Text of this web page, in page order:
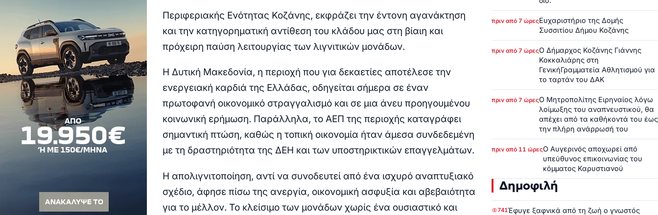
Περιφεριακής Ενότητας Κοζάνης, εκφράζει την έντονη αγανάκτηση
και την κατηγορηματική αντίθεση του κλάδου μας στη βίαιη και
πρόχειρη παύση λειτουργίας των λιγνιτικών μονάδων.
Η Δυτική Μακεδονία, η περιοχή που για δεκαετίες αποτέλεσε την
ενεργειακή καρδιά της Ελλάδας, οδηγείται σήμερα σε έναν
πρωτοφανή οικονομικό στραγγαλισμό και σε μια άνευ προηγουμένου
κοινωνική ερήμωση. Παράλληλα, το ΑΕΠ της περιοχής καταγράφει
σημαντική πτώση, καθώς η τοπική οικονομία ήταν άμεσα συνδεδεμένη
με τη δραστηριότητα της ΔΕΗ και των υποστηρικτικών επαγγελμάτων.
Η απολιγνιτοποίηση, αντί να συνοδευτεί από ένα ισχυρό αναπτυξιακό
σχέδιο, άφησε πίσω της ανεργία, οικονομική ασφυξία και αβεβαιότητα
για το μέλλον. Το κλείσιμο των μονάδων χωρίς ένα ουσιαστικό και
πριν από 7 ώρεςΕυχαριστήριο της Δομής
Συσσιτίου Δήμου Κοζάνης
πριν από 7 ώρεςΟ Δήμαρχος Κοζάνης Γιάννης
Κοκκαλιάρης στη
ΓενικήΓραμματεία Αθλητισμού για
το ταρτάν του ΔΑΚ
πριν από 7 ώρεςΟ Μητροπολίτης Ειρηναίος λόγω
λοίμωξης του αναπνευστικού, θα
απέχει από τα καθήκοντά του έως
την πλήρη ανάρρωσή του
πριν από 11 ώρεςΟ Αυγερινός αποχωρεί από
υπεύθυνος επικοινωνίας του
κόμματος Καρυστιανού
Δημοφιλή
741Έφυγε ξαφνικά από τη ζωή ο γνωστός